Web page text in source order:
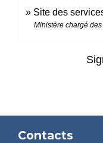
Site des
Ministère chargé
Contacts